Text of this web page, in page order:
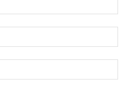
:*
:*
: